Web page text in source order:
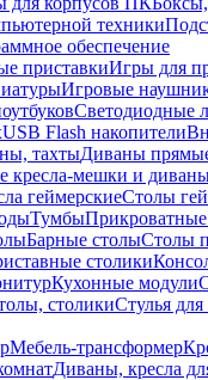
техники
обеспечение
приставкиИгры для
Игровые
Светодиодные
USB Flash накопители
тахтыДиваны
кресла-мешки и
геймерскиеСтолы
Тумбы
Барные столыСтолы
столики
Кухонные модули
столикиСтулья
Мебель-трансформер
Диваны, кресла